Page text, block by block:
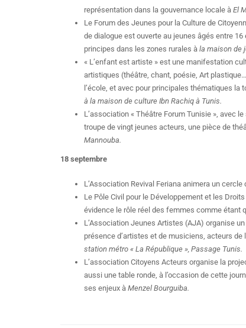
représentation dans la gouvernance locale à El
Le Forum des Jeunes pour la Culture de
de dialogue est ouverte au jeunes âgés entre
principes dans les zones rurales à la maison de
« L’enfant est artiste » est une manifestation
artistiques (théâtre, chant, poésie, Art
l’école, et avec pour principales thématiques
à la maison de culture Ibn Rachiq à Tunis.
L’association « Théâtre Forum Tunisie », avec
troupe de vingt jeunes acteurs, une pièce de
Mannouba.
18 septembre
L’Association Revival Feriana animera un
Le Pôle Civil pour le Développement et les Droits
évidence le rôle réel des femmes comme étant
L’Association Jeunes Artistes (AJA) organise
présence d’artistes et de musiciens, acteurs
station métro « La République », Passage Tunis.
L’association Citoyens Acteurs organise la
aussi une table ronde, à l’occasion de cette
ses enjeux à Menzel Bourguiba.